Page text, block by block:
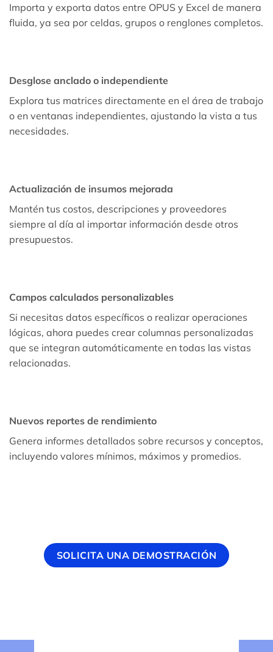
Importa y exporta datos entre OPUS y Excel de manera
fluida, ya sea por celdas, grupos o renglones completos.
Desglose anclado o independiente
Explora tus matrices directamente en el área de trabajo
o en ventanas independientes, ajustando la vista a tus
necesidades.
Actualización de insumos mejorada
Mantén tus costos, descripciones y proveedores
siempre al día al importar información desde otros
presupuestos.
Campos calculados personalizables
Si necesitas datos específicos o realizar operaciones
lógicas, ahora puedes crear columnas personalizadas
que se integran automáticamente en todas las vistas
relacionadas.
Nuevos reportes de rendimiento
Genera informes detallados sobre recursos y conceptos,
incluyendo valores mínimos, máximos y promedios.
SOLICITA UNA DEMOSTRACIÓN